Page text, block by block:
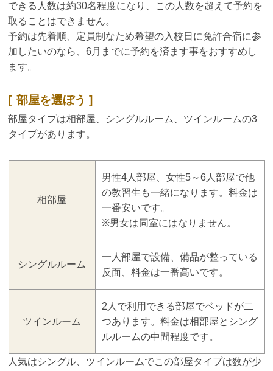
できる人数は約30名程度になり、この人数を超えて予約を
取ることはできません。
予約は先着順、定員制なため希望の入校日に免許合宿に参
加したいのなら、6月までに予約を済ます事をおすすめし
ます。
部屋を選ぼう
部屋タイプは相部屋、シングルルーム、ツインルームの3
タイプがあります。
相部屋
男性4人部屋、女性5～6人部屋で他
の教習生も一緒になります。料金は
一番安いです。
※男女は同室にはなりません。
シングルルーム
一人部屋で設備、備品が整っている
反面、料金は一番高いです。
ツインルーム
2人で利用できる部屋でベッドが二
つあります。料金は相部屋とシング
ルルームの中間程度です。
人気はシングル、ツインルームでこの部屋タイプは数が少